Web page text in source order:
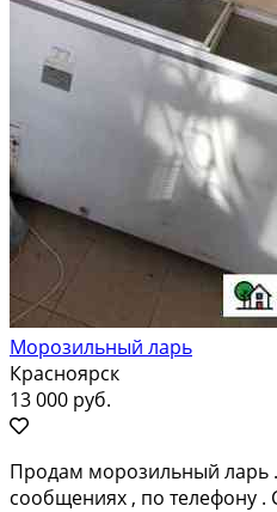
Морозильный ларь
Красноярск
13 000 руб.
Продам морозильный ларь
сообщениях , по телефону .